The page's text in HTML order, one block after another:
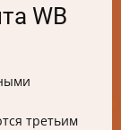
WB
третьим